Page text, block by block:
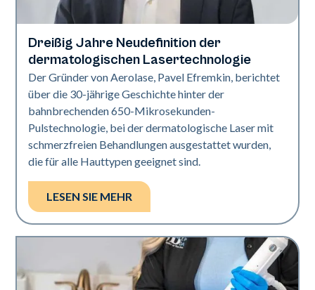
Industrie
Dreißig Jahre Neudefinition der
dermatologischen Lasertechnologie
Der Gründer von Aerolase, Pavel Efremkin, berichtet
über die 30-jährige Geschichte hinter der
bahnbrechenden 650-Mikrosekunden-
Pulstechnologie, bei der dermatologische Laser mit
schmerzfreien Behandlungen ausgestattet wurden,
die für alle Hauttypen geeignet sind.
LESEN SIE MEHR